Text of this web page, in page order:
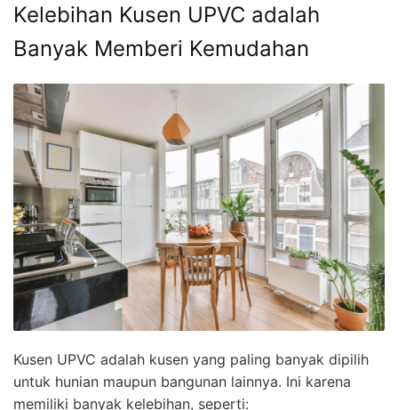
Kelebihan Kusen UPVC adalah
Banyak Memberi Kemudahan
Kusen UPVC adalah kusen yang paling banyak dipilih
untuk hunian maupun bangunan lainnya. Ini karena
memiliki banyak kelebihan, seperti: